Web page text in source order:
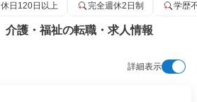
日120日以上 完全週休2日制 学歴
介護・福祉の転職・求人情報
詳細表示